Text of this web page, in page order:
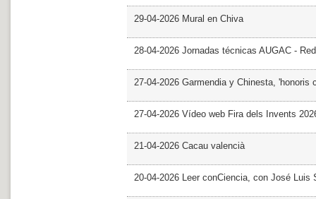
29-04-2026 Mural en Chiva
28-04-2026 Jornadas técnicas AUGAC -
27-04-2026 Garmendia y Chinesta, 'honoris
27-04-2026 Vídeo web Fira dels Invents
21-04-2026 Cacau valencià
20-04-2026 Leer conCiencia, con José Luis